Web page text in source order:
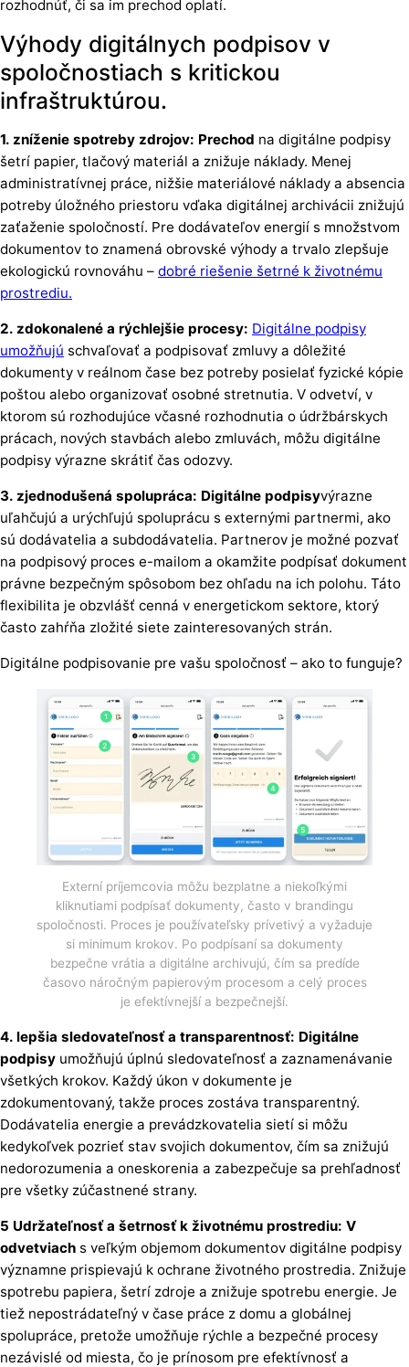
rozhodnúť, či sa im prechod oplatí.
Výhody digitálnych podpisov v
spoločnostiach s kritickou
infraštruktúrou.
1. zníženie spotreby zdrojov: Prechod na digitálne podpisy
šetrí papier, tlačový materiál a znižuje náklady. Menej
administratívnej práce, nižšie materiálové náklady a absencia
potreby úložného priestoru vďaka digitálnej archivácii znižujú
zaťaženie spoločností. Pre dodávateľov energií s množstvom
dokumentov to znamená obrovské výhody a trvalo zlepšuje
ekologickú rovnováhu – dobré riešenie šetrné k životnému
prostrediu.
2. zdokonalené a rýchlejšie procesy: Digitálne podpisy
umožňujú schvaľovať a podpisovať zmluvy a dôležité
dokumenty v reálnom čase bez potreby posielať fyzické kópie
poštou alebo organizovať osobné stretnutia. V odvetví, v
ktorom sú rozhodujúce včasné rozhodnutia o údržbárskych
prácach, nových stavbách alebo zmluvách, môžu digitálne
podpisy výrazne skrátiť čas odozvy.
3. zjednodušená spolupráca: Digitálne podpisyvýrazne
uľahčujú a urýchľujú spoluprácu s externými partnermi, ako
sú dodávatelia a subdodávatelia. Partnerov je možné pozvať
na podpisový proces e-mailom a okamžite podpísať dokument
právne bezpečným spôsobom bez ohľadu na ich polohu. Táto
flexibilita je obzvlášť cenná v energetickom sektore, ktorý
často zahŕňa zložité siete zainteresovaných strán.
Digitálne podpisovanie pre vašu spoločnosť – ako to funguje?
Externí príjemcovia môžu bezplatne a niekoľkými
kliknutiami podpísať dokumenty, často v brandingu
spoločnosti. Proces je používateľsky prívetivý a vyžaduje
si minimum krokov. Po podpísaní sa dokumenty
bezpečne vrátia a digitálne archivujú, čím sa predíde
časovo náročným papierovým procesom a celý proces
je efektívnejší a bezpečnejší.
4. lepšia sledovateľnosť a transparentnosť: Digitálne
podpisy umožňujú úplnú sledovateľnosť a zaznamenávanie
všetkých krokov. Každý úkon v dokumente je
zdokumentovaný, takže proces zostáva transparentný.
Dodávatelia energie a prevádzkovatelia sietí si môžu
kedykoľvek pozrieť stav svojich dokumentov, čím sa znižujú
nedorozumenia a oneskorenia a zabezpečuje sa prehľadnosť
pre všetky zúčastnené strany.
5 Udržateľnosť a šetrnosť k životnému prostrediu: V
odvetviach s veľkým objemom dokumentov digitálne podpisy
významne prispievajú k ochrane životného prostredia. Znižuje
spotrebu papiera, šetrí zdroje a znižuje spotrebu energie. Je
tiež nepostrádateľný v čase práce z domu a globálnej
spolupráce, pretože umožňuje rýchle a bezpečné procesy
nezávislé od miesta, čo je prínosom pre efektívnosť a